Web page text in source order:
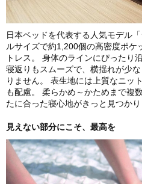
日本ベッドを代表する人気モデル
ルサイズで約1,200個の高密度ポケ
トレス。 身体のラインにぴったり
寝返りもスムーズで、横揺れが少
りません。 表生地には上質なニッ
も配慮。 柔らかめ～かためまで複
たに合った寝心地がきっと見つかり
見えない部分にこそ、最高を